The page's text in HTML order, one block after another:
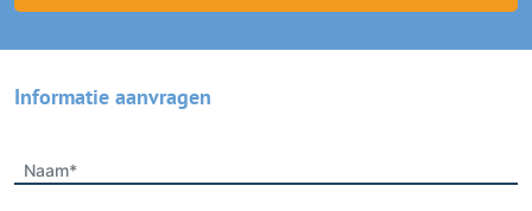
Informatie aanvragen
Naam*